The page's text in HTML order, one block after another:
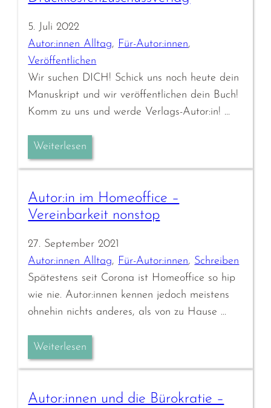
5. Juli 2022
Autor:innen Alltag, Für-Autor:innen
Veröffentlichen
Wir suchen DICH! Schick uns noch heute dein
Manuskript und wir veröffentlichen dein Buch!
Komm zu uns und werde Verlags-Autor:in! …
Weiterlesen
Autor:in im Homeoffice –
Vereinbarkeit nonstop
27. September 2021
Autor:innen Alltag, Für-Autor:innen, Schreiben
Spätestens seit Corona ist Homeoffice so hip
wie nie. Autor:innen kennen jedoch meistens
ohnehin nichts anderes, als von zu Hause …
Weiterlesen
Autor:innen und die Bürokratie –